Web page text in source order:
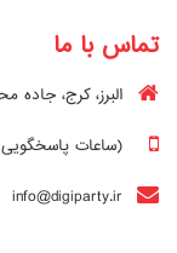
تماس با ما
البرز، کرج،
(ساعات پاسخگویی تلفنی از ۱۰ صبح
info@digiparty.ir